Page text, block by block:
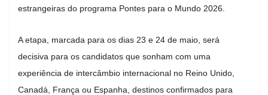
estrangeiras do programa Pontes para o Mundo 2026.
A etapa, marcada para os dias 23 e 24 de maio, será
decisiva para os candidatos que sonham com uma
experiência de intercâmbio internacional no Reino Unido,
Canadá, França ou Espanha, destinos confirmados para